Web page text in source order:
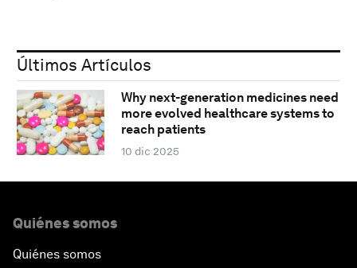
Últimos Artículos
Why next-generation medicines need
more evolved healthcare systems to
reach patients
10 dic 2025
Quiénes somos
Quiénes somos